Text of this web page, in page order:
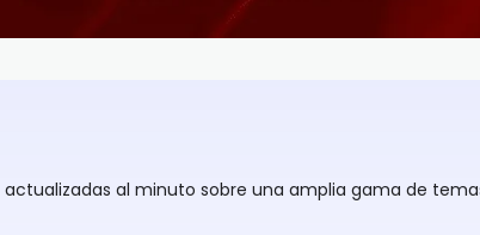
al minuto sobre una amplia gama de